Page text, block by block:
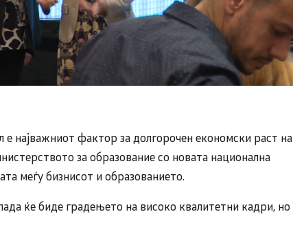
најважниот фактор за долгорочен економски раст на
за образование со новата национална
меѓу бизнисот и образованието.
ќе биде градењето на високо квалитетни кадри, но